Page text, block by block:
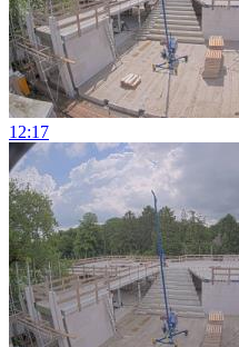
12:17